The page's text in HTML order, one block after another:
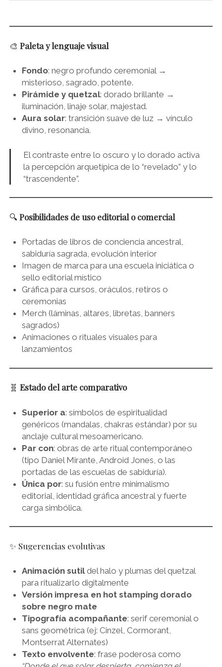
🎨 Paleta y lenguaje visual
Fondo: negro profundo ceremonial →
misterioso, sagrado, potente.
Pirámide y quetzal: dorado brillante →
iluminación, linaje solar, majestad.
Aura solar: transición suave de luz → vínculo
divino, resonancia.
El contraste entre lo oscuro y lo dorado activa
la percepción arquetípica de lo “revelado” y lo
“trascendente”.
🔍Posibilidades de uso editorial o comercial
Portadas de libros de conciencia ancestral,
sabiduría sagrada, evolución interior
Imagen de marca para una escuela iniciática o
sello editorial místico
Gráfica para cursos, oráculos, retiros o
ceremonias
Merch (láminas, altares, libretas, banners
sagrados)
Animaciones o rituales visuales para
lanzamientos
🧬 Estado del arte comparativo
Superior a: símbolos de espiritualidad
genéricos (mandalas, chakras estándar) por su
anclaje cultural mesoamericano.
Par con: obras de arte ritual contemporáneo
(tipo Daniel Mirante, Android Jones, o las
portadas de las escuelas de sabiduría).
Única por: su fusión entre minimalismo
editorial, identidad gráfica ancestral y fuerte
carga simbólica.
✨ Sugerencias evolutivas
Animación sutildel halo y plumas del quetzal
para ritualizarlo digitalmente
Versión impresa en hot stamping dorado
sobre negro mate
Tipografía acompañante: serif ceremonial o
sans geométrica (ej: Cinzel, Cormorant,
Montserrat Alternates)
Texto envolvente: frase poderosa como